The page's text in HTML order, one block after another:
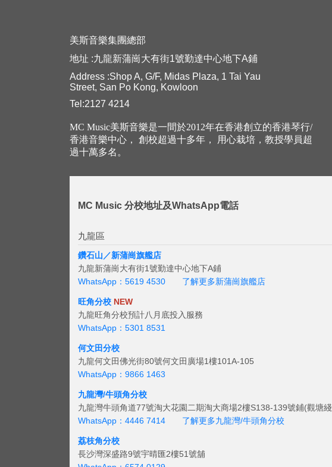
美斯音樂集團總部
地址 :九龍新蒲崗大有街1號勤達中心地下A鋪
Address :Shop A, G/F, Midas Plaza, 1 Tai Yau
Street, San Po Kong, Kowloon
Tel:2127 4214
MC Music美斯音樂是一間於2012年在香港創立的香港琴行/
香港音樂中心， 創校超過十多年， 用心栽培，教授學員超
過十萬多名。
MC Music 分校地址及WhatsApp電話
九龍區
鑽石山／新蒲崗旗艦店
九龍新蒲崗大有街1號勤達中心地下A鋪
WhatsApp：5619 4530
了解更多新蒲崗旗艦店
旺角分校 NEW
九龍旺角分校預計八月底投入服務
WhatsApp：5301 8531
何文田分校
九龍何文田佛光街80號何文田廣場1樓101A-105
WhatsApp：9866 1463
九龍灣/牛頭角分校
九龍灣牛頭角道77號淘大花園二期淘大商場2樓S138-139號鋪(觀塘
WhatsApp：4446 7414
了解更多九龍灣/牛頭角分校
荔枝角分校
長沙灣深盛路9號宇晴匯2樓51號舖